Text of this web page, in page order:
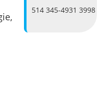
514 345-4931 3998